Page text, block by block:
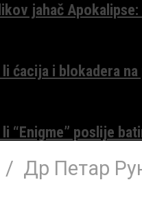
jahač
li ćacija i blokadera
li “Enigme” poslije
/ Др Петар